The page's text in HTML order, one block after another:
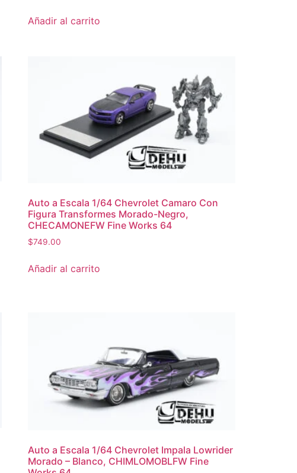
Añadir al carrito
Auto a Escala 1/64 Chevrolet Camaro Con
Figura Transformes Morado-Negro,
CHECAMONEFW Fine Works 64
$749.00
Añadir al carrito
Auto a Escala 1/64 Chevrolet Impala Lowrider
Morado – Blanco, CHIMLOMOBLFW Fine